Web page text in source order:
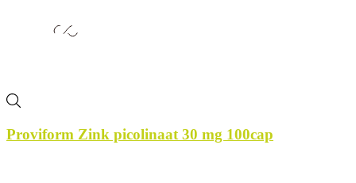
Proviform Zink picolinaat 30 mg 100cap